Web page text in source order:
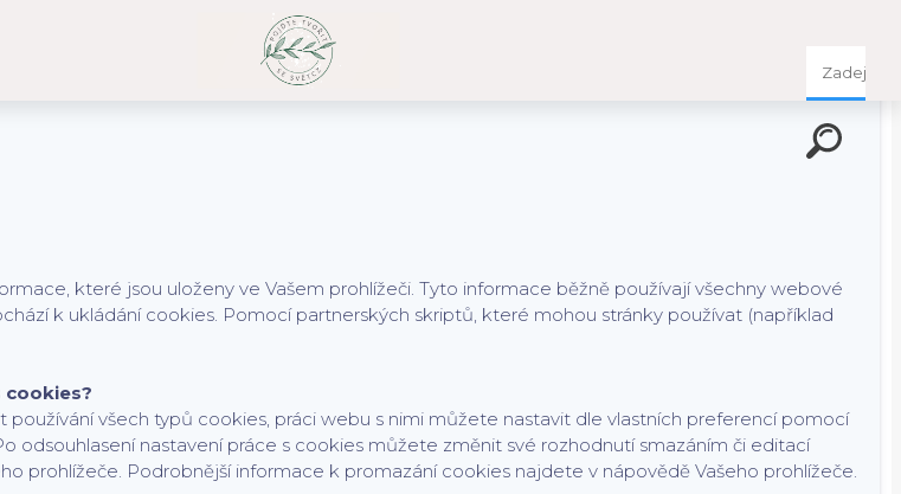
naše webové stránky využíváme cookies. Kliknutím na tlačítko "OK" souhlasíte s použitím preferenčních,
pro nás i naše partnery. Funkční cookies jsou v rámci zachování funkčnosti webu používány po celou dobu
a nastavení ke cookies najdetezde
které jsou uloženy ve Vašem prohlížeči. Tyto informace běžně používají všechny webové
k ukládání cookies. Pomocí partnerských skriptů, které mohou stránky používat (například
cookies?
všech typů cookies, práci webu s nimi můžete nastavit dle vlastních preferencí pomocí
odsouhlasení nastavení práce s cookies můžete změnit své rozhodnutí smazáním či editací
prohlížeče. Podrobnější informace k promazání cookies najdete v nápovědě Vašeho prohlížeče.